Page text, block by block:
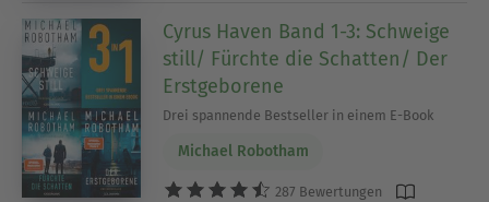
Cyrus Haven Band 1-3: Schweige
still/ Fürchte die Schatten/ Der
Erstgeborene
Drei spannende Bestseller in einem E-Book
Michael Robotham
287 Bewertungen